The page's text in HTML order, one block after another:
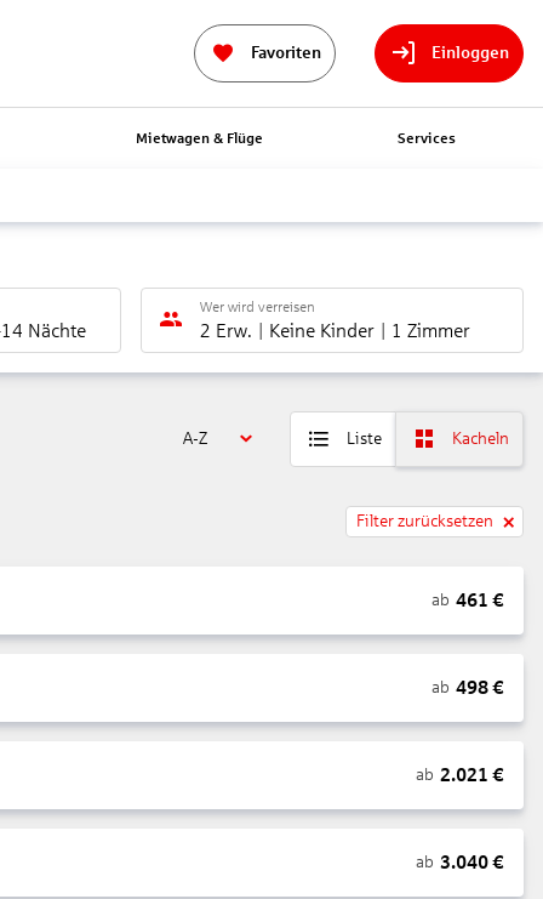
Favoriten Einloggen
Mietwagen & Flüge Services
Nächte
Wer wird verreisen
2 Erw. Keine Kinder 1 Zimmer
A-Z Liste Kacheln
Filter zurücksetzen
ab 461 €
ab 498€
ab 2.021 €
ab 3.040€